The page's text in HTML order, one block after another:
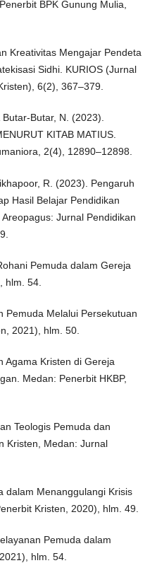
BPK Gunung Mulia,
Kreativitas Mengajar Pendeta
Sidhi. KURIOS (Jurnal
6(2), 367–379.
Butar, N. (2023).
KITAB MATIUS.
2(4), 12890–12898.
R. (2023). Pengaruh
Hasil Belajar Pendidikan
Jurnal Pendidikan
Pemuda dalam Gereja
hlm. 54.
Pemuda Melalui Persekutuan
2021), hlm. 50.
Agama Kristen di Gereja
Medan: Penerbit HKBP,
Teologis Pemuda dan
Kristen, Medan: Jurnal
dalam Menanggulangi Krisis
Kristen, 2020), hlm. 49.
Pemuda dalam
hlm. 54.